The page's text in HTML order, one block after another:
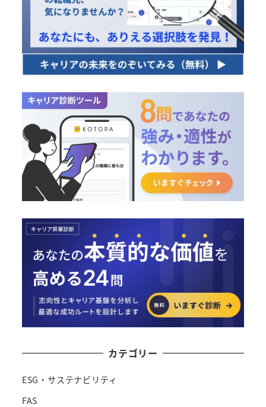
カテゴリー
ESG・サステナビリティ
FAS